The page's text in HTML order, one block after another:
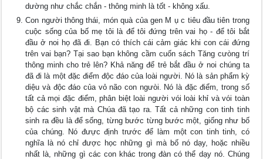
dường như chắc chắn - thông minh là tốt - không xấu.
Con người thông thái, món quà của gen M ụ c tiêu đầu tiên trong
cuộc sống của bố mẹ tôi là để tôi đứng trên vai họ - để tôi bắt
đầu ở noi họ đã đi. Bạn có thích cái cảm giác khi con cái đứng
trên vai bạn? Tại sao bạn không cầm cuốn sách Tăng cưòng trí
thông minh cho trẻ lên? Khả năng để trẻ bắt đầu ở noi chúng ta
đã đi là một đặc điểm độc đáo của loài người. Nó là sản phẩm kỳ
diệu và độc đáo của vỏ não con ngưòi. Nó là đặc điểm, trong số
tất cả mọi đặc điểm, phân biệt loài người vói loài khỉ và vói toàn
bộ các sinh vật mà Chúa đã tạo ra. Tất cả những con tinh tinh
sinh ra đều là để sống, từng bước từng bước một, giống như bố
của chúng. Nó đưực định trước để làm một con tinh tinh, có
nghĩa là nó chỉ được học những gì mà bố nó dạy, hoặc nhiều
nhất là, những gì các con khác trong đàn có thể dạy nó. Chúng